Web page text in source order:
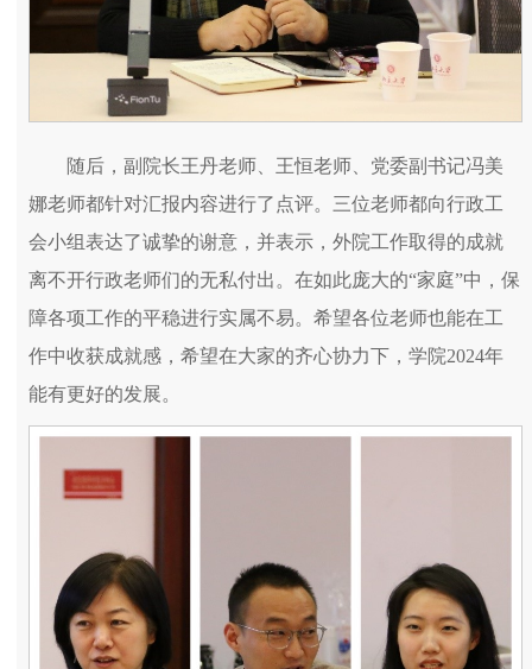
随后，副院长王丹老师、王恒老师、党委副书记冯美
娜老师都针对汇报内容进行了点评。三位老师都向行政工
会小组表达了诚挚的谢意，并表示，外院工作取得的成就
离不开行政老师们的无私付出。在如此庞大的“家庭”中，保
障各项工作的平稳进行实属不易。希望各位老师也能在工
作中收获成就感，希望在大家的齐心协力下，学院2024年
能有更好的发展。